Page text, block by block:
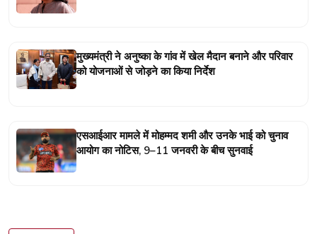
मुख्यमंत्री ने अनुष्का के गांव में खेल मैदान बनाने और परिवार
को योजनाओं से जोड़ने का किया निर्देश
एसआईआर मामले में मोहम्मद शमी और उनके भाई को चुनाव
आयोग का नोटिस, 9–11 जनवरी के बीच सुनवाई